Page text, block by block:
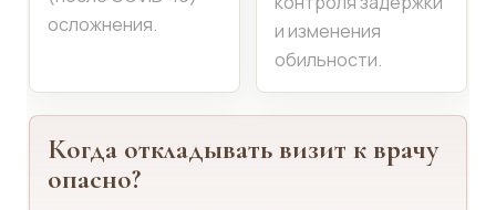
осложнения.
и изменения
обильности.
Когда откладывать визит к врачу
опасно?